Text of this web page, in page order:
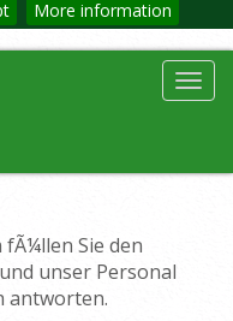
More information
Sie den
unser Personal
antworten.